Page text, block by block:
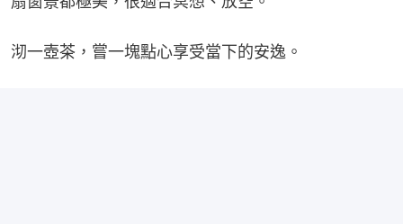
沏一壺茶，嘗一塊點心享受當下的安逸。